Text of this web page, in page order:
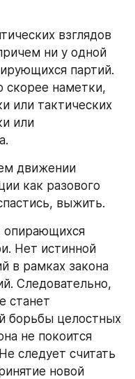
взглядов
ни у одной
партий.
скорее наметки,
или тактических
или
движении
как разового
выжить.
опирающихся
Нет истинной
в рамках закона
Следовательно,
станет
борьбы целостных
не покоится
следует считать
новой